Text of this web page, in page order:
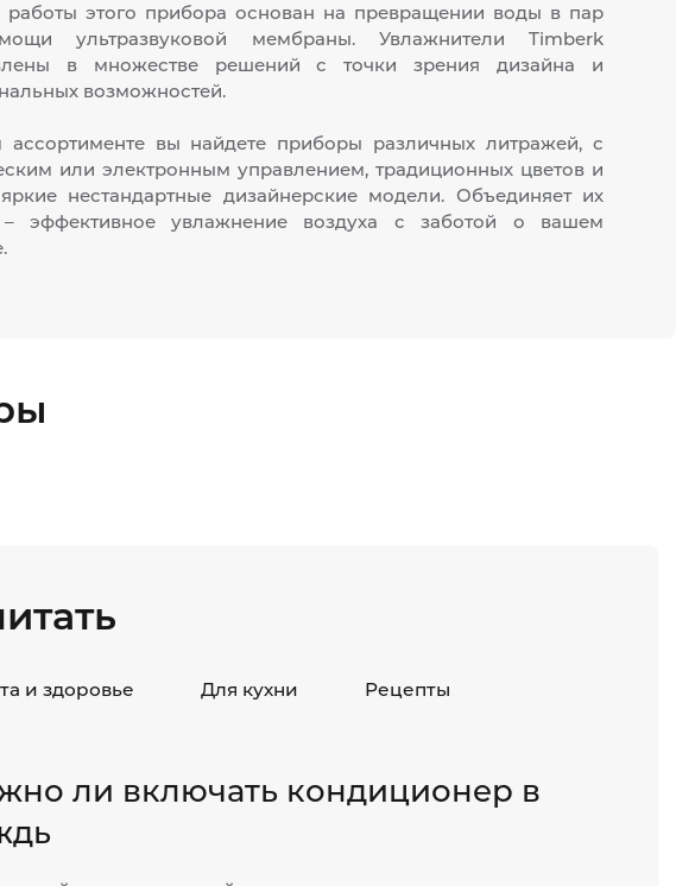
этого прибора основан на превращении воды в пар
ультразвуковой мембраны. Увлажнители Timberk
в множестве решений с точки зрения дизайна и
возможностей.
вы найдете приборы различных литражей, с
или электронным управлением, традиционных цветов и
нестандартные дизайнерские модели. Объединяет их
– эффективное увлажнение воздуха с заботой о вашем
и здоровье Для кухни Рецепты
ли включать кондиционер в